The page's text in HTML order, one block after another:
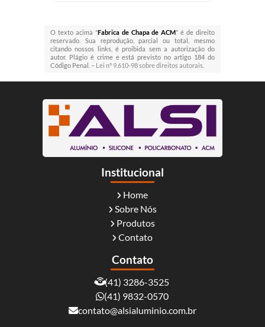
O texto acima "Fabrica de Chapa de ACM" é de direito
reservado. Sua reprodução, parcial ou total, mesmo
citando nossos links, é proibida sem a autorização do
autor. Plágio é crime e está previsto no artigo 184 do
Código Penal. – Lei n° 9.610-98 sobre direitos autorais.
Institucional
Home
Sobre Nós
Produtos
Contato
Contato
(41) 3286-3525
(41) 9832-0570
contato@alsialuminio.com.br